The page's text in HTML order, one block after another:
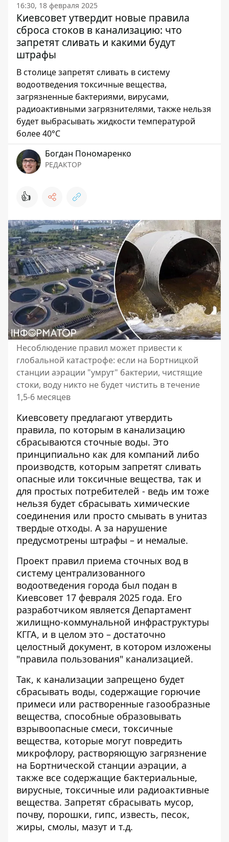
16:30, 18 февраля 2025
Киевсовет утвердит новые правила
сброса стоков в канализацию: что
запретят сливать и какими будут
штрафы
В столице запретят сливать в систему
водоотведения токсичные вещества,
загрязненные бактериями, вирусами,
радиоактивными загрязнителями, также нельзя
будет выбрасывать жидкости температурой
более 40°С
Богдан Пономаренко
РЕДАКТОР
👍
Несоблюдение правил может привести к
глобальной катастрофе: если на Бортницкой
станции аэрации "умрут" бактерии, чистящие
стоки, воду никто не будет чистить в течение
1,5-6 месяцев
Киевсовету предлагают утвердить
правила, по которым в канализацию
сбрасываются сточные воды. Это
принципиально как для компаний либо
производств, которым запретят сливать
опасные или токсичные вещества, так и
для простых потребителей - ведь им тоже
нельзя будет сбрасывать химические
соединения или просто смывать в унитаз
твердые отходы. А за нарушение
предусмотрены штрафы – и немалые.
Проект правил приема сточных вод в
систему централизованного
водоотведения города был подан в
Киевсовет 17 февраля 2025 года. Его
разработчиком является Департамент
жилищно-коммунальной инфраструктуры
КГГА, и в целом это – достаточно
целостный документ, в котором изложены
"правила пользования" канализацией.
Так, к канализации запрещено будет
сбрасывать воды, содержащие горючие
примеси или растворенные газообразные
вещества, способные образовывать
взрывоопасные смеси, токсичные
вещества, которые могут повредить
микрофлору, растворяющую загрязнение
на Бортнической станции аэрации, а
также все содержащие бактериальные,
вирусные, токсичные или радиоактивные
вещества. Запретят сбрасывать мусор,
почву, порошки, гипс, известь, песок,
жиры, смолы, мазут и т.д.